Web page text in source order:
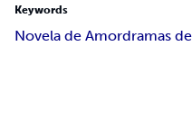
Keywords
Novela de Amordramas